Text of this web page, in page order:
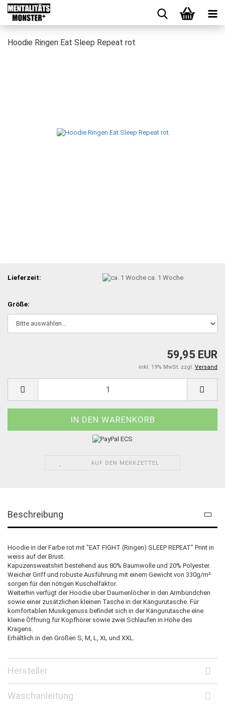
Hoodie Ringen Eat Sleep Repeat rot
Lieferzeit: ca. 1 Woche
Größe:
59,95 EUR
inkl. 19% MwSt. zzgl. Versand
AUF DEN MERKZETTEL
Beschreibung
Hoodie in der Farbe rot mit "EAT FIGHT (Ringen) SLEEP REPEAT" Print in
weiss auf der Brust.
Kapuzensweatshirt bestehend aus 80% Baumwolle und 20% Polyester.
Weicher Griff und robuste Ausführung mit einem Gewicht von 330g/m²
sorgen für den nötigen Kuschelfaktor.
Weiterhin verfügt der Hoodie über Daumenlöcher in den Armbündchen
sowie einer zusätzlichen kleinen Tasche in der Kängurutasche. Für
komfortablen Musikgenuss befindet sich in der Kängurutasche eine
kleine Öffnung für Kopfhörer sowie zwei Schlaufen in Höhe des
Kragens.
Erhältlich in den Größen S, M, L, XL und XXL.
Hersteller
Waschanleitung